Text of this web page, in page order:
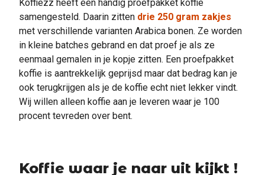
Koffiezz heeft een handig proefpakket koffie
samengesteld. Daarin zitten drie 250 gram zakjes
met verschillende varianten Arabica bonen. Ze worden
in kleine batches gebrand en dat proef je als ze
eenmaal gemalen in je kopje zitten. Een proefpakket
koffie is aantrekkelijk geprijsd maar dat bedrag kan je
ook terugkrijgen als je de koffie echt niet lekker vindt.
Wij willen alleen koffie aan je leveren waar je 100
procent tevreden over bent.
Koffie waar je naar uit kijkt !